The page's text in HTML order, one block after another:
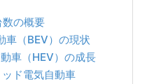
数の概要
車（BEV）の現状
車（HEV）の成長
ド電気自動車